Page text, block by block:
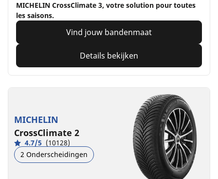
MICHELIN CrossClimate 3, votre solution pour toutes
les saisons.
Vind jouw bandenmaat
Details bekijken
MICHELIN
CrossClimate 2
4.7/5 (10128)
2 Onderscheidingen